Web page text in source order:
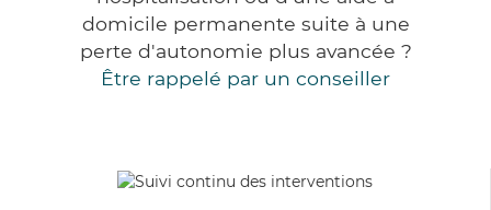
domicile permanente suite à une
perte d'autonomie plus avancée ?
Être rappelé par un conseiller